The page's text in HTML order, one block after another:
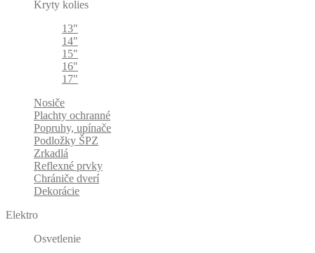
Kryty kolies
13"
14"
15"
16"
17"
Nosiče
Plachty ochranné
Popruhy, upínače
Podložky ŠPZ
Zrkadlá
Reflexné prvky
Chrániče dverí
Dekorácie
Elektro
Osvetlenie